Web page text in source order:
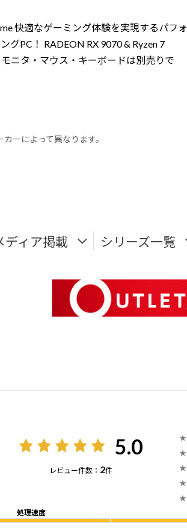
快適なゲーミング体験を実現するパフォ
グPC！ RADEON RX 9070 & Ryzen 7
ニタ・マウス・キーボードは別売りで
ーによって異なります。
ディア掲載 シリーズ一覧
5.0
レビュー件数： 2件
★
★
★
★
★
処理速度